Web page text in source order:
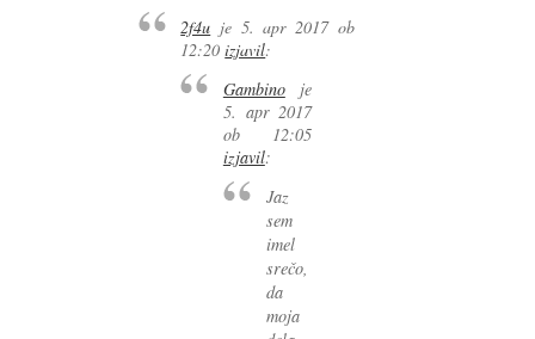
2f4u je 5. apr 2017 ob
12:20 izjavil:
Gambinoje
5. apr 2017
ob 12:05
izjavil:
Jaz
sem
imel
srečo,
da
moja